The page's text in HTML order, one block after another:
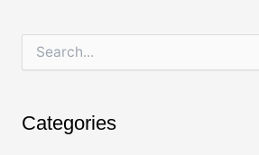
c
h
Categories